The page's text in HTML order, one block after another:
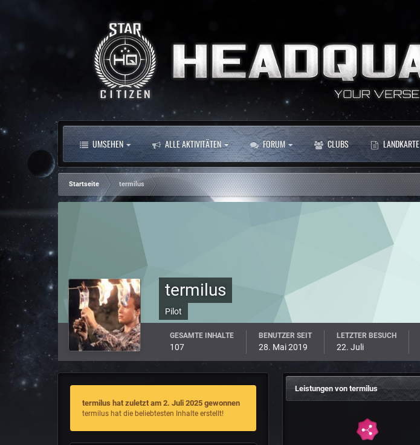
UMSEHEN ALLE AKTIVITÄTEN FORUM CLUBS LANDKARTE
Startseite
termilus
termilus
Pilot
GESAMTE INHALTE
107
BENUTZER SEIT
28. Mai 2019
LETZTER BESUCH
22. Juli
termilus hat zuletzt am 2. Juli 2025 gewonnen
termilus hat die beliebtesten Inhalte erstellt!
Leistungen von termilus